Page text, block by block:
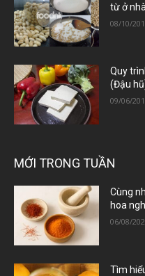
từ ở
08/10/
Quy
(Đậu
09/06/
MỚI TRONG TUẦN
Cùng
hoa
06/08/
Tìm